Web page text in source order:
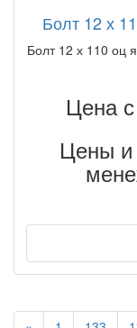
Болт 12 х
Болт 12 х 110 оц
Цена
Цены и